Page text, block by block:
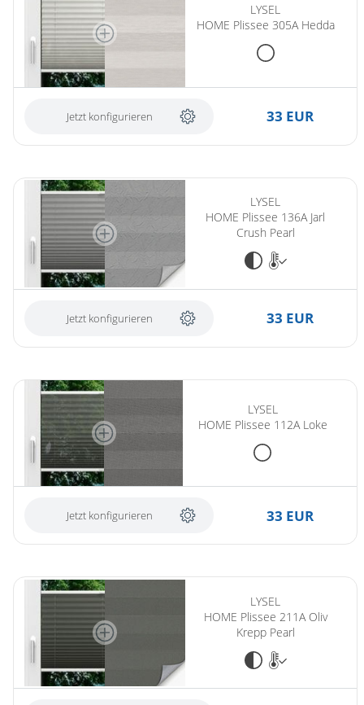
LYSEL
HOME Plissee 305A Hedda
Jetzt konfigurieren 33 EUR
LYSEL
HOME Plissee 136A Jarl
Crush Pearl
Jetzt konfigurieren 33 EUR
LYSEL
HOME Plissee 112A Loke
Jetzt konfigurieren 33 EUR
LYSEL
HOME Plissee 211A Oliv
Krepp Pearl